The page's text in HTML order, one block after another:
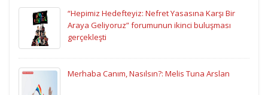
“Hepimiz Hedefteyiz: Nefret Yasasına Karşı Bir
Araya Geliyoruz” forumunun ikinci buluşması
gerçekleşti
Merhaba Canım, Nasılsın?: Melis Tuna Arslan